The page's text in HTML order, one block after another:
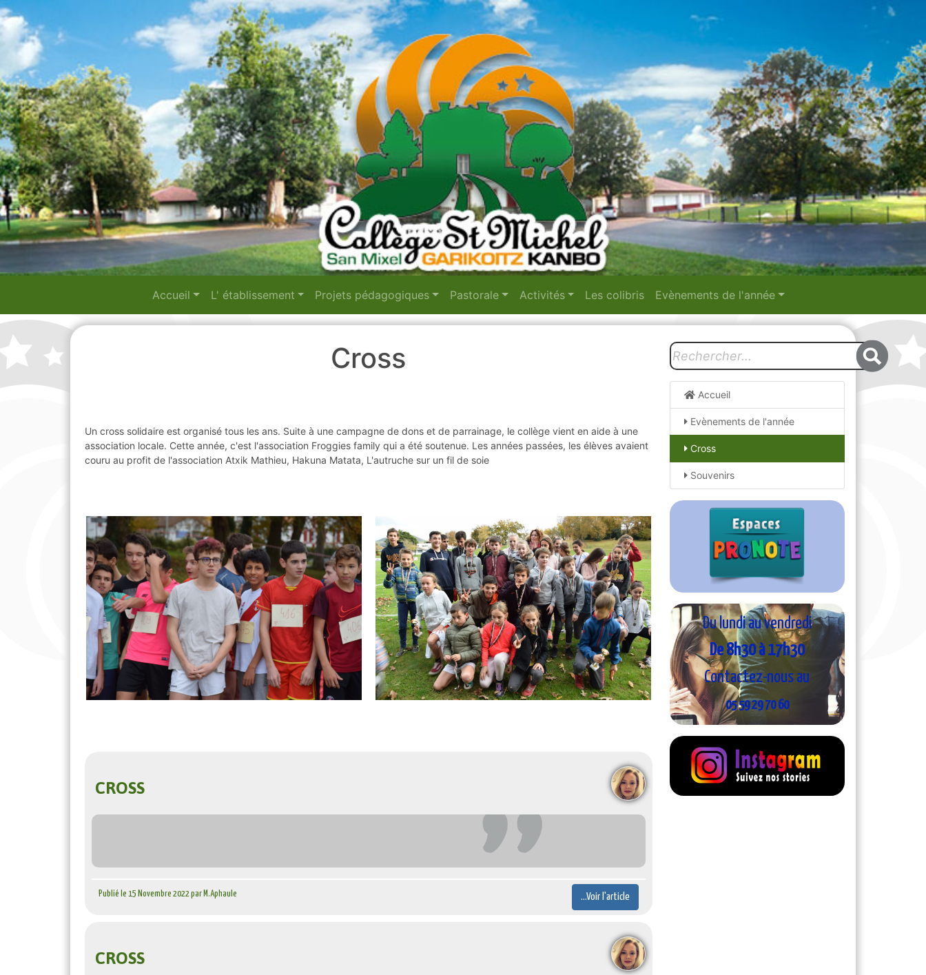
Accueil L' établissement Projets pédagogiques Pastorale Activités Les colibris Evènements de l'année
Cross
Un cross solidaire est organisé tous les ans. Suite à une campagne de dons et de parrainage, le collège vient en aide à une
association locale. Cette année, c'est l'association Froggies family qui a été soutenue. Les années passées, les élèves avaient
couru au profit de l'association Atxik Mathieu, Hakuna Matata, L'autruche sur un fil de soie
CROSS
...Voir l'article
Publié le 15 Novembre 2022 par M.Aphaule
CROSS
Accueil
Evènements de l'année
Cross
Souvenirs
Du lundi au vendredi
De 8h30 à 17h30
Contactez-nous au
05 59 29 70 60